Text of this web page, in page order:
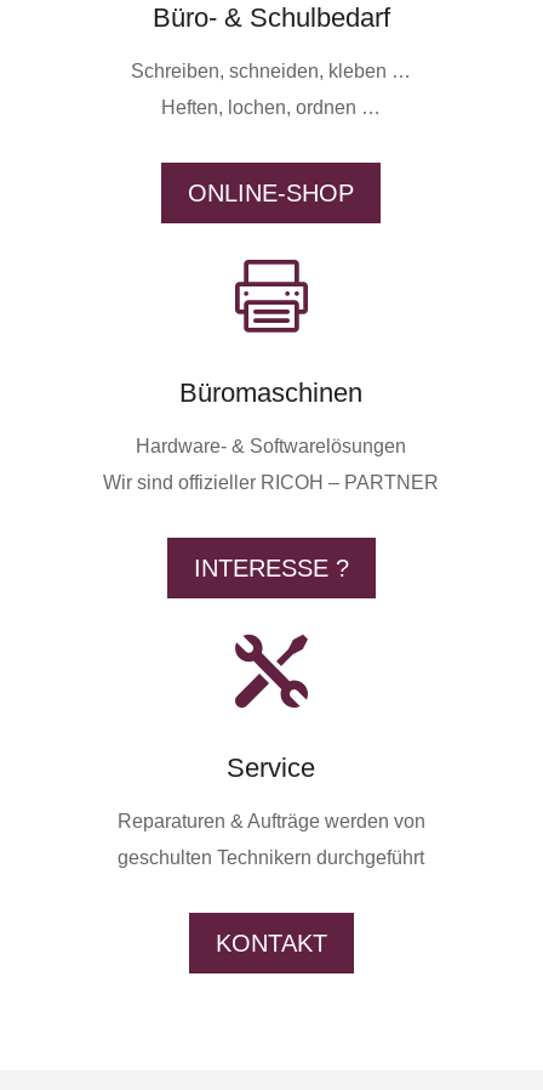
Büro- & Schulbedarf
Schreiben, schneiden, kleben …
Heften, lochen, ordnen …
ONLINE-SHOP

Büromaschinen
Hardware- & Softwarelösungen
Wir sind offizieller RICOH – PARTNER
INTERESSE ?

Service
Reparaturen & Aufträge werden von
geschulten Technikern durchgeführt
KONTAKT